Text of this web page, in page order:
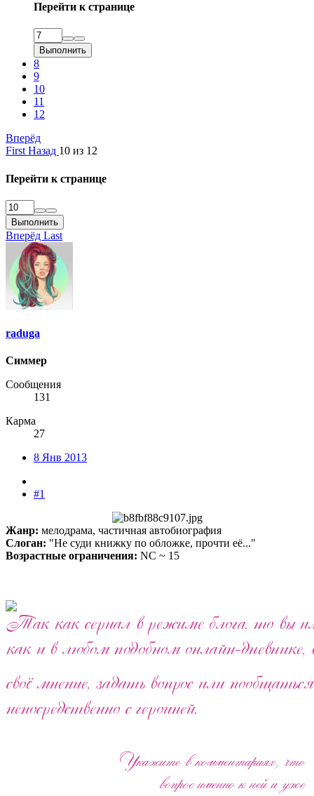
Перейти к странице
Выполнить
8
9
10
11
12
Вперёд
First Назад 10 из 12
Перейти к странице
Выполнить
Вперёд Last
raduga
Симмер
Сообщения
131
Карма
27
8 Янв 2013
#1
Жанр: мелодрама, частичная автобиография
Слоган: "Не суди книжку по обложке, прочти её..."
Возрастные ограничения: NC ~ 15